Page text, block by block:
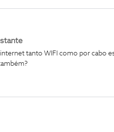
tanto WIFI como por cabo